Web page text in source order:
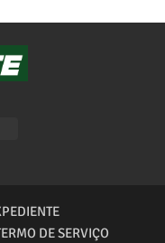
DE SERVIÇO